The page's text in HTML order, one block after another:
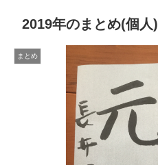
2019年のまとめ(個人)
まとめ